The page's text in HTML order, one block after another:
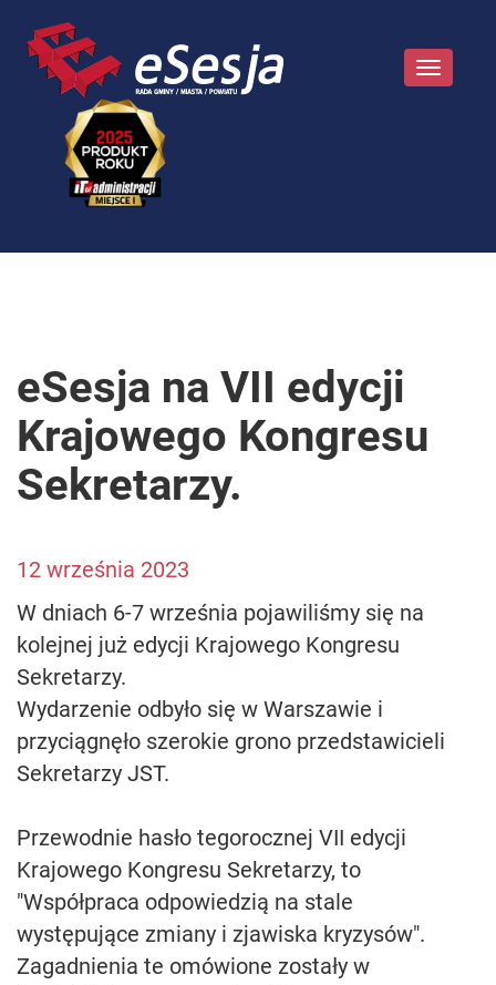
Toggle
eSesja na VII edycji
Krajowego Kongresu
Sekretarzy.
12 września 2023
W dniach 6-7 września pojawiliśmy się na
kolejnej już edycji Krajowego Kongresu
Sekretarzy.
Wydarzenie odbyło się w Warszawie i
przyciągnęło szerokie grono przedstawicieli
Sekretarzy JST.
Przewodnie hasło tegorocznej VII edycji
Krajowego Kongresu Sekretarzy, to
"Współpraca odpowiedzią na stale
występujące zmiany i zjawiska kryzysów".
Zagadnienia te omówione zostały w